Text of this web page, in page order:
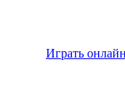
Играть онлайн